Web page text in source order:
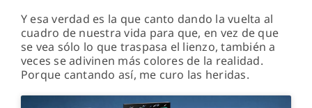
Y esa verdad es la que canto dando la vuelta al
cuadro de nuestra vida para que, en vez de que
se vea sólo lo que traspasa el lienzo, también a
veces se adivinen más colores de la realidad.
Porque cantando así, me curo las heridas.